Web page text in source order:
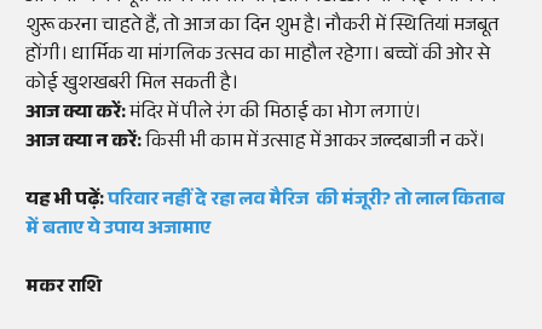
शुरू करना चाहते हैं, तो आज का दिन शुभ है। नौकरी में स्थितियां मजबूत
होंगी। धार्मिक या मांगलिक उत्सव का माहौल रहेगा। बच्चों की ओर से
कोई खुशखबरी मिल सकती है।
आज क्या करें:मंदिर में पीले रंग की मिठाई का भोग लगाएं।
आज क्या न करें:किसी भी काम में उत्साह में आकर जल्दबाजी न करें।
यह भी पढ़ें:परिवार नहीं दे रहा लव मैरिज की मंजूरी? तो लाल किताब
में बताए ये उपाय अजामाए
मकर राशि